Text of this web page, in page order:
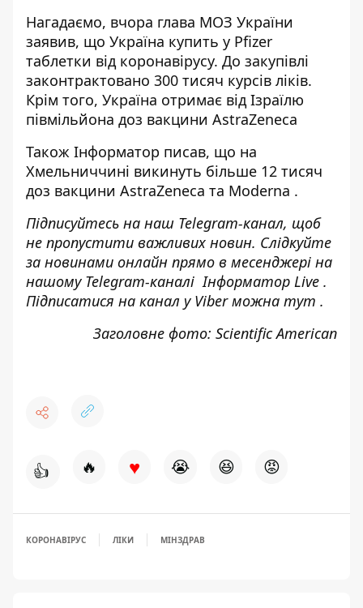
Нагадаємо, вчора глава МОЗ України
заявив, що Україна купить у Pfizer
таблетки від коронавірусу. До закупівлі
законтрактовано 300 тисяч курсів ліків.
Крім того, Україна отримає від Ізраїлю
півмільйона доз вакцини AstraZeneca
Також Інформатор писав, що на
Хмельниччині викинуть більше 12 тисяч
доз вакцини AstraZeneca та Moderna .
Підписуйтесь на наш Telegram-канал, щоб
не пропустити важливих новин. Слідкуйте
за новинами онлайн прямо в месенджері на
нашому Telegram-каналіІнформатор Live .
Підписатися на канал у Viber можна тут .
Заголовне фото: Scientific American
👍 🔥 ♥ 😭 😆 😡
КОРОНАВІРУС ЛІКИ МІНЗДРАВ